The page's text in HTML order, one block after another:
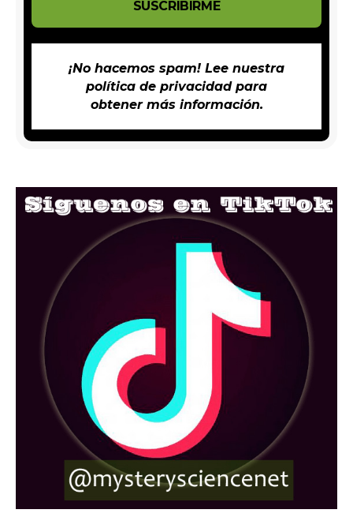
¡No hacemos spam! Lee nuestra
política de privacidadpara
obtener más información.